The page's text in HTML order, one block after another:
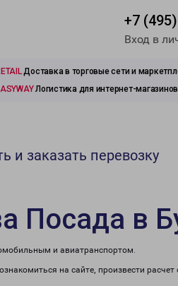
+7
Вход в
Доставка в торговые сети и
Логистика для интернет-магазинов
и заказать перевозку
Посада в
и авиатранспортом.
на сайте, произвести